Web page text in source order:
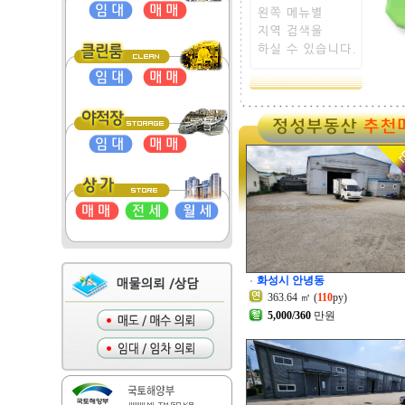
화성시 안녕동
363.64 ㎡ (110py)
5,000/360 만원